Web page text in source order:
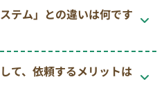
テム」との違いは何です
て、依頼するメリットは